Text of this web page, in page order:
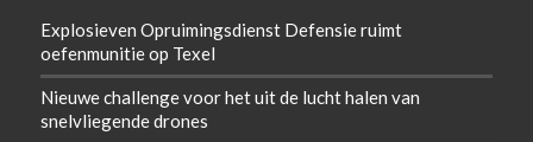
Explosieven Opruimingsdienst Defensie ruimt
oefenmunitie op Texel
Nieuwe challenge voor het uit de lucht halen van
snelvliegende drones